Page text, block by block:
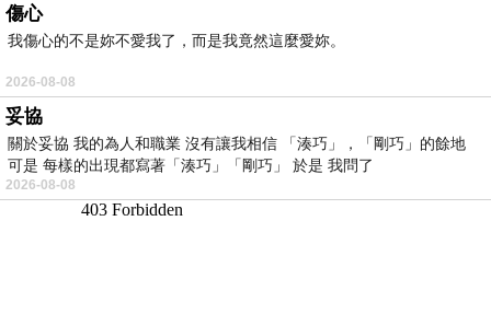
傷心
我傷心的不是妳不愛我了，而是我竟然這麼愛妳。
2026-08-08
妥協
關於妥協 我的為人和職業 沒有讓我相信 「湊巧」，「剛巧」的餘地
可是 每樣的出現都寫著「湊巧」「剛巧」 於是 我問了
2026-08-08